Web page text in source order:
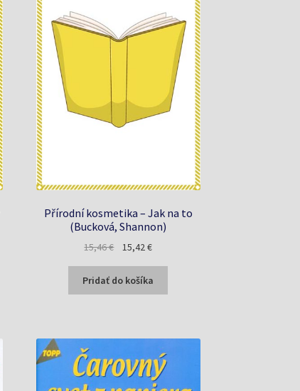
Přírodní kosmetika – Jak na to
(Bucková, Shannon)
15,46€
Pôvodná
bola:
15,46 €.
15,42€Aktuálna
je:
15,42 €.
Pridať do košíka